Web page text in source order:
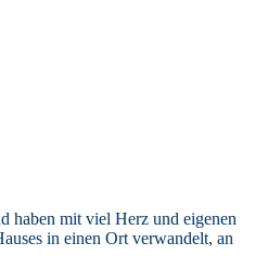
haben mit viel Herz und eigenen
in einen Ort verwandelt, an